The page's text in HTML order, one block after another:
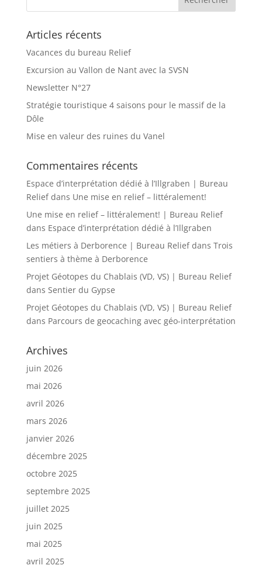
Articles récents
Vacances du bureau Relief
Excursion au Vallon de Nant avec la SVSN
Newsletter N°27
Stratégie touristique 4 saisons pour le massif de la
Dôle
Mise en valeur des ruines du Vanel
Commentaires récents
Espace d’interprétation dédié à l’Illgraben | Bureau
Reliefdans Une mise en relief – littéralement!
Une mise en relief – littéralement! | Bureau Relief
dans Espace d’interprétation dédié à l’Illgraben
Les métiers à Derborence | Bureau Reliefdans Trois
sentiers à thème à Derborence
Projet Géotopes du Chablais (VD, VS) | Bureau Relief
dans Sentier du Gypse
Projet Géotopes du Chablais (VD, VS) | Bureau Relief
dans Parcours de geocaching avec géo-interprétation
Archives
juin 2026
mai 2026
avril 2026
mars 2026
janvier 2026
décembre 2025
octobre 2025
septembre 2025
juillet 2025
juin 2025
mai 2025
avril 2025